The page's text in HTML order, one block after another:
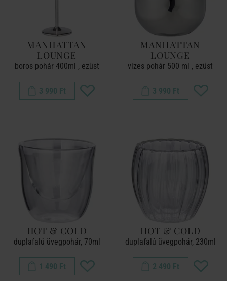
MANHATTAN
LOUNGE
boros pohár 400ml , ezüst
3 990 Ft
MANHATTAN
LOUNGE
vizes pohár 500 ml , ezüst
3 990 Ft
HOT & COLD
duplafalú üvegpohár, 70ml
1 490 Ft
HOT & COLD
duplafalú üvegpohár, 230ml
2 490 Ft